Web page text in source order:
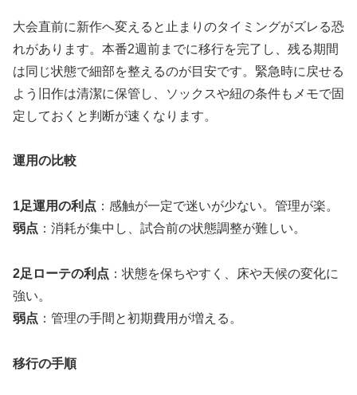
大会直前に新作へ変えると止まりのタイミングがズレる恐
れがあります。本番2週前までに移行を完了し、残る期間
は同じ状態で細部を整えるのが目安です。緊急時に戻せる
よう旧作は清潔に保管し、ソックスや紐の条件もメモで固
定しておくと判断が速くなります。
運用の比較
1足運用の利点 ：感触が一定で迷いが少ない。管理が楽。
弱点 ：消耗が集中し、試合前の状態調整が難しい。
2足ローテの利点 ：状態を保ちやすく、床や天候の変化に
強い。
弱点 ：管理の手間と初期費用が増える。
移行の手順